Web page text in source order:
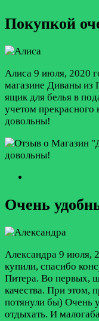
Покупкой
Алиса 9 июля, 2020
магазине Диваны из
ящик для белья в
учетом
довольны!
Очень
Александра 9 июля,
купили, спасибо
Питера. Во первых,
качества. При этом,
потянули бы) Очень
отдыхать. И